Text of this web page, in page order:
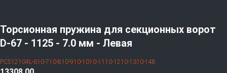
Торсионная пружина для секционных ворот
D-67 - 1125 - 7.0 мм - Левая
PC512104L-610-710-810-910-1010-1110-1210-1310-148